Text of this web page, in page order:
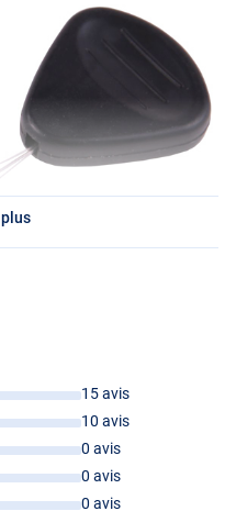
15 avis
10 avis
0 avis
0 avis
0 avis